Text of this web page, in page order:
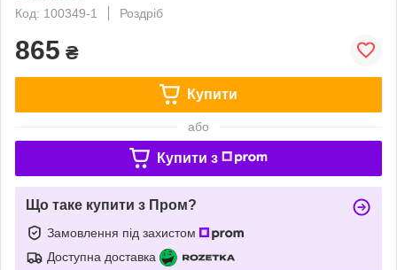
Код: 100349-1
Роздріб
865 ₴
Купити
або
Купити з
Що таке купити з Пром?
Замовлення під захистом
Доступна доставка